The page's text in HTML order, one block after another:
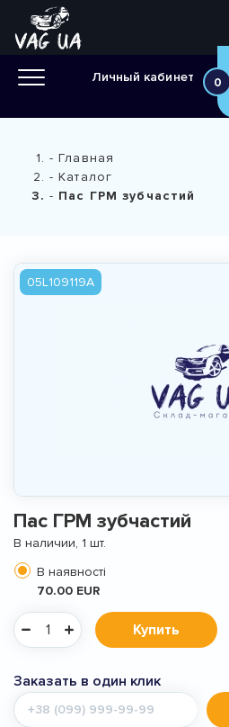
Личный кабинет 0
Главная
Каталог
Пас ГРМ зубчастий
05L109119A
Пас ГРМ зубчастий
В наличии, 1 шт.
В наявності
70.00 EUR
Купить
Заказать в один клик
Мобильный
телефон